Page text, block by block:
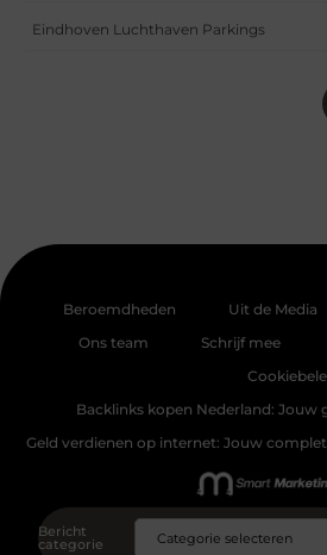
Eindhoven Luchthaven Parkings
Beroemdheden Uit de Media
Ons team
Schrijf mee
Backlinks kopen Nederland: Jouw
Geld verdienen op internet: Jouw
Bericht
categorie